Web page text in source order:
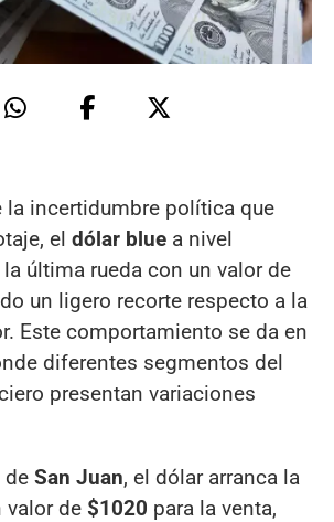
la incertidumbre política que
el dólar blue a nivel
última rueda con un valor de
un ligero recorte respecto a la
Este comportamiento se da en
diferentes segmentos del
presentan variaciones
de San Juan, el dólar arranca la
valor de $1020 para la venta,